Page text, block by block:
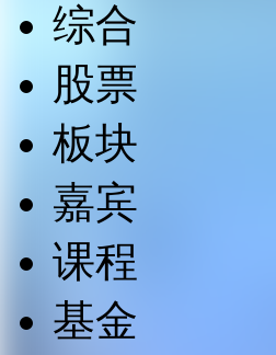
综合
股票
板块
嘉宾
课程
基金